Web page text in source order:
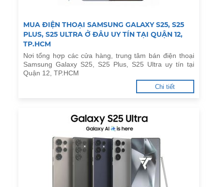
MUA ĐIỆN THOẠI SAMSUNG GALAXY S25, S25
PLUS, S25 ULTRA Ở ĐÂU UY TÍN TẠI QUẬN 12,
TP.HCM
Nơi tổng hợp các cửa hàng, trung tâm bán điện thoại
Samsung Galaxy S25, S25 Plus, S25 Ultra uy tín tại
Quận 12, TP.HCM
Chi tiết